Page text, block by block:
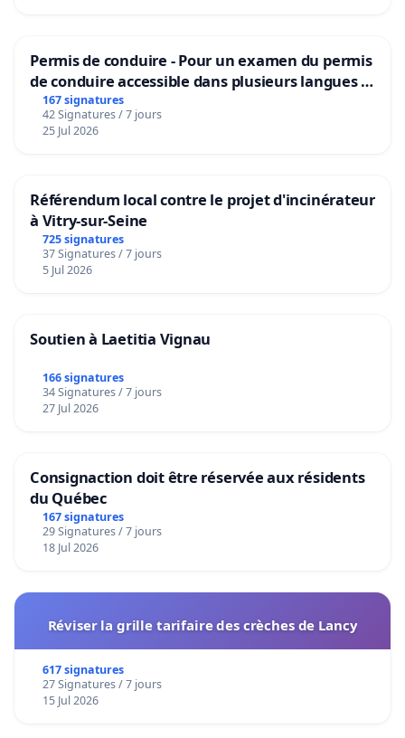
Permis de conduire - Pour un examen du permis
de conduire accessible dans plusieurs langues à
Bruxelles
167 signatures
42 Signatures / 7 jours
25 Jul 2026
Référendum local contre le projet d'incinérateur
à Vitry-sur-Seine
725 signatures
37 Signatures / 7 jours
5 Jul 2026
Soutien à Laetitia Vignau
166 signatures
34 Signatures / 7 jours
27 Jul 2026
Consignaction doit être réservée aux résidents
du Québec
167 signatures
29 Signatures / 7 jours
18 Jul 2026
Réviser la grille tarifaire des crèches de Lancy
617 signatures
27 Signatures / 7 jours
15 Jul 2026